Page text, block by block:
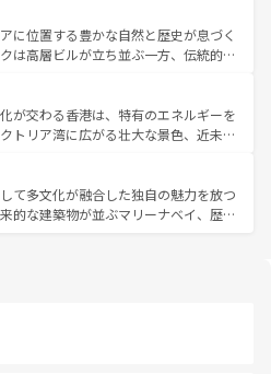
ら、韓国の多彩な魅力を心ゆくまで味
わってみてほしい。 なお、新着の韓国情報はコンテンツ一
。
統が息づく。ハノイの古い町並みやホ
ス統治時代の建物も、独特の雰囲気を
た、バラエティの豊かさとおいしさで
ンミー、ベトナムコーヒーなどは、ぜ
。どの地域を訪れてもあたたかい人々
れるので、きっと忘れられない旅にな
に位置する豊かな自然と歴史が息づく
は高層ビルが立ち並ぶ一方、伝統的な
る。北部ではチェンマイなどの山岳地
、南部ではプーケットやクラビの美し
気分を楽しむことができる。タイ料理
中温暖で、どの季節にも異なる楽しみ
みやすいタイの人々、仏教を中心とし
な観光資源が、訪れる旅人を魅了し続
が交わる香港は、特有のエネルギーを
トリア湾に広がる壮大な景色、近未来
感動するはず。観光スポットが密集し
どころを回れるのも魅力。息をのむよ
な体験まで、香港を存分に楽しみ尽く
て多文化が融合した独自の魅力を放つ
的な建築物が並ぶマリーナベイ、歴史
元の風情を楽しめる外せないスポット